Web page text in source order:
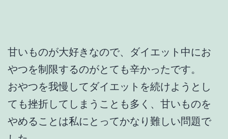
甘いものが大好きなので、ダイエット中にお
やつを制限するのがとても辛かったです。
おやつを我慢してダイエットを続けようとし
ても挫折してしまうことも多く、甘いものを
やめることは私にとってかなり難しい問題で